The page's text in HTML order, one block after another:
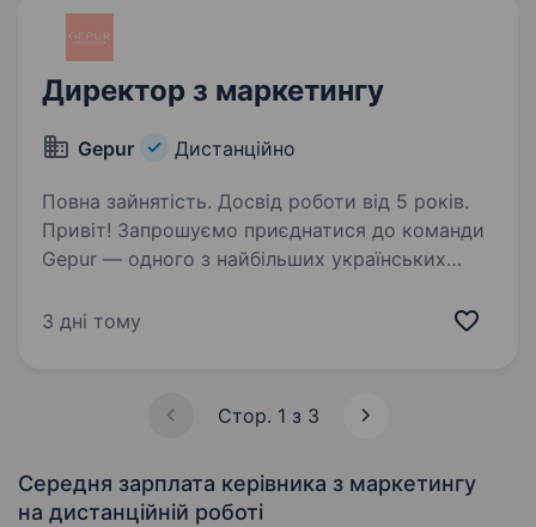
Директор з маркетингу
Gepur Дистанційно
Повна зайнятість. Досвід роботи від 5 років.
Привіт! Запрошуємо приєднатися до команди
Gepur — одного з найбільших українських
з найстильніших професійних fashion проєктiв
3 дні тому
Стор. 1 з 3
Середня зарплата керівника з маркетингу
на дистанційній роботі